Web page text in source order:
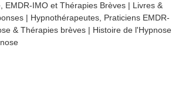
EMDR-IMO et Thérapies Brèves | Livres &
| Hypnothérapeutes, Praticiens EMDR-
& Thérapies brèves | Histoire de l'Hypnose